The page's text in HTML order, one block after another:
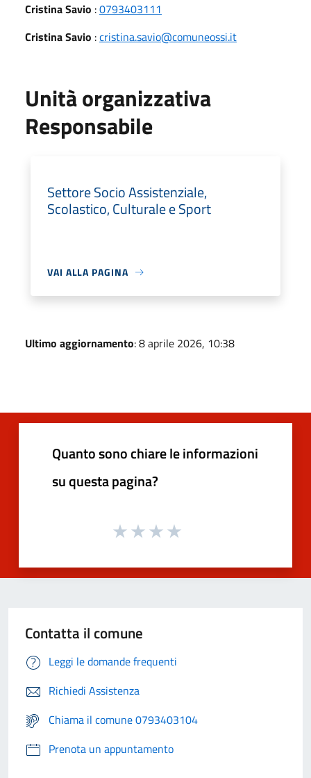
Cristina Savio :0793403111
Cristina Savio :cristina.savio@comuneossi.it
Unità organizzativa
Responsabile
Settore Socio Assistenziale,
Scolastico, Culturale e Sport
VAI ALLA PAGINA
Ultimo aggiornamento: 8 aprile 2026, 10:38
Quanto sono chiare le informazioni
su questa pagina?
Contatta il comune
Leggi le domande frequenti
Richiedi Assistenza
Chiama il comune 0793403104
Prenota un appuntamento